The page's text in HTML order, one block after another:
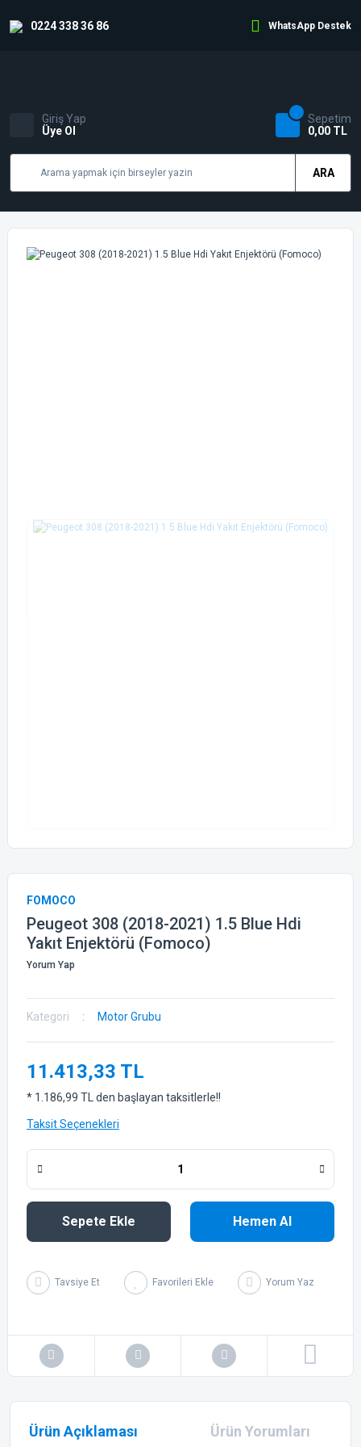
0224 338 36 86 WhatsApp Destek
ARA
Giriş Yap
Üye Ol
Sepetim
0,00 TL
FOMOCO
Peugeot 308 (2018-2021) 1.5 Blue Hdi
Yakıt Enjektörü (Fomoco)
Yorum Yap
Kategori Motor Grubu
11.413,33 TL
* 1.186,99 TL den başlayan taksitlerle!!
Taksit Seçenekleri
Sepete Ekle Hemen Al
Tavsiye Et Yorum Yaz
Ürün Açıklaması Ürün Yorumları